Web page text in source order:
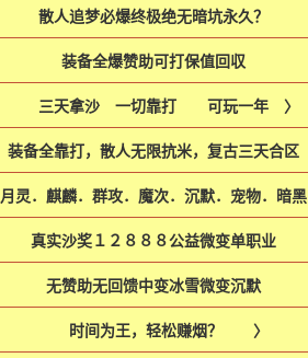
散人追梦必爆终极绝无暗坑永久？
装备全爆赞助可打保值回収
三天拿沙 一切靠打 可玩一年 〉
装备全靠打，散人无限抗米，复古三天合区
月灵．麒麟．群攻．魔次．沉默．宠物．暗黑
真实沙奖１２８８８公益微变单职业
无赞助无回馈中变冰雪微变沉默
时间为王，轻松赚烟？ 〉